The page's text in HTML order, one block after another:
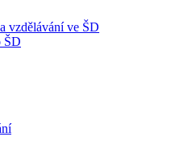
vzdělávání ve ŠD
ŠD